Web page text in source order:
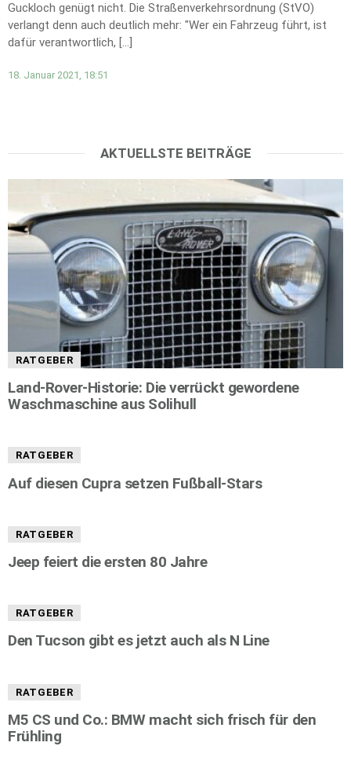
Guckloch genügt nicht. Die Straßenverkehrsordnung (StVO)
verlangt denn auch deutlich mehr: "Wer ein Fahrzeug führt, ist
dafür verantwortlich, […]
18. Januar 2021, 18:51
AKTUELLSTE BEITRÄGE
RATGEBER
Land-Rover-Historie: Die verrückt gewordene
Waschmaschine aus Solihull
RATGEBER
Auf diesen Cupra setzen Fußball-Stars
RATGEBER
Jeep feiert die ersten 80 Jahre
RATGEBER
Den Tucson gibt es jetzt auch als N Line
RATGEBER
M5 CS und Co.: BMW macht sich frisch für den
Frühling